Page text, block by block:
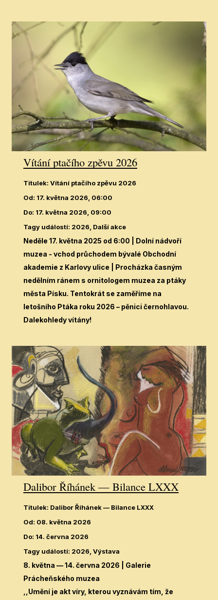
Vítání ptačího zpěvu 2026
Titulek: Vítání ptačího zpěvu 2026
Od: 17. května 2026, 06:00
Do: 17. května 2026, 09:00
Tagy událostí: 2026, Další akce
Neděle 17. května 2025 od 6:00 | Dolní nádvoří
muzea - vchod průchodem bývalé Obchodní
akademie z Karlovy ulice | Procházka časným
nedělním ránem s ornitologem muzea za ptáky
města Písku. Tentokrát se zaměříme na
letošního Ptáka roku 2026 – pěnici černohlavou.
Dalekohledy vítány!
Dalibor Říhánek — Bilance LXXX
Titulek: Dalibor Říhánek — Bilance LXXX
Od: 08. května 2026
Do: 14. června 2026
Tagy událostí: 2026, Výstava
8. května — 14. června 2026 | Galerie
Prácheňského muzea
,,Umění je akt víry, kterou vyznávám tím, že